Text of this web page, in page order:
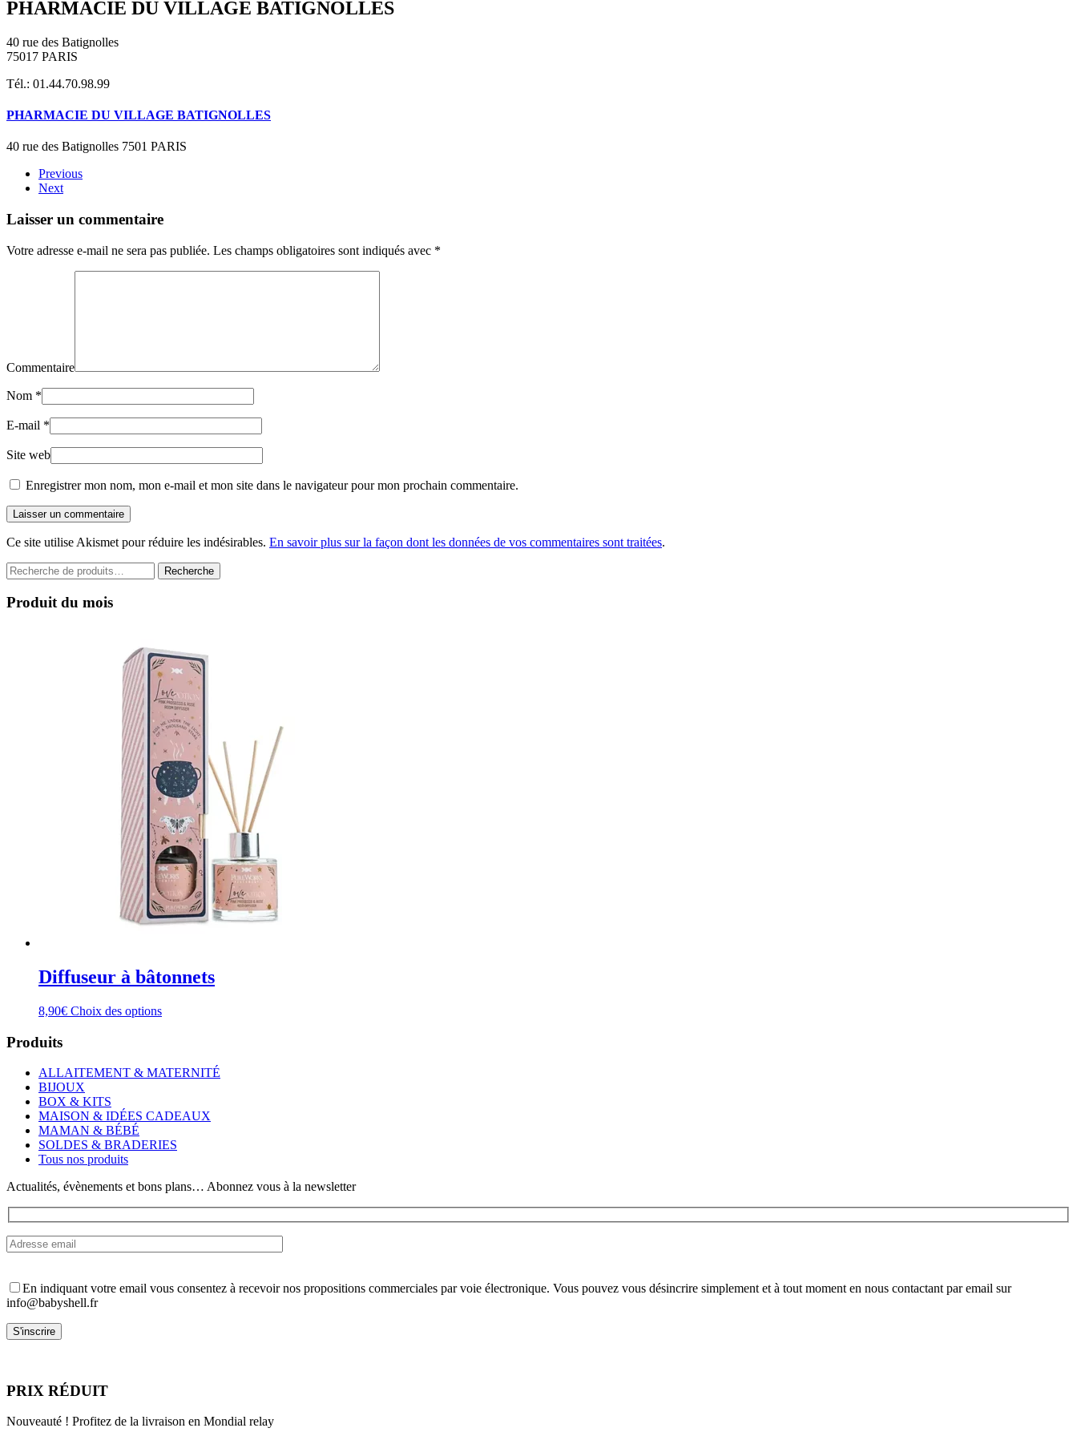
PHARMACIE DU VILLAGE BATIGNOLLES
40 rue des Batignolles
75017 PARIS
Tél.: 01.44.70.98.99
PHARMACIE DU VILLAGE BATIGNOLLES
40 rue des Batignolles 7501 PARIS
Previous
Next
Laisser un commentaire
Votre adresse e-mail ne sera pas publiée. Les champs obligatoires sont indiqués avec *
Commentaire
Nom *
E-mail *
Site web
Enregistrer mon nom, mon e-mail et mon site dans le navigateur pour mon prochain commentaire.
Laisser un commentaire
Ce site utilise Akismet pour réduire les indésirables. En savoir plus sur la façon dont les données de vos commentaires sont traitées.
Recherche
pour :
Recherche
Produit du mois
Diffuseur à bâtonnets
8,90€ Choix des optionsCe
variations.
Les
peuvent
être
choisies
sur
page
du
produit
Produits
ALLAITEMENT & MATERNITÉ
BIJOUX
BOX & KITS
MAISON & IDÉES CADEAUX
MAMAN & BÉBÉ
SOLDES & BRADERIES
Tous nos produits
Actualités, évènements et bons plans… Abonnez vous à la newsletter
En indiquant votre email vous consentez à recevoir nos propositions commerciales par voie électronique. Vous pouvez vous désincrire simplement et à tout moment en nous contactant par email sur
info@babyshell.fr
PRIX RÉDUIT
Nouveauté ! Profitez de la livraison en Mondial relay